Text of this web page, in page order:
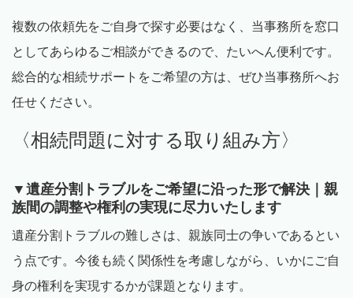
複数の依頼先をご自身で探す必要はなく、当事務所を窓口
としてあらゆるご相談ができるので、たいへん便利です。
総合的な相続サポートをご希望の方は、ぜひ当事務所へお
任せください。
〈相続問題に対する取り組み方〉
▼遺産分割トラブルをご希望に沿った形で解決｜親
族間の調整や権利の実現に尽力いたします
遺産分割トラブルの難しさは、親族同士の争いであるとい
う点です。今後も続く関係性を考慮しながら、いかにご自
身の権利を実現するかが課題となります。